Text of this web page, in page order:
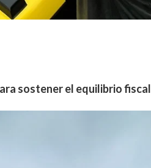
sostener el equilibrio fiscal